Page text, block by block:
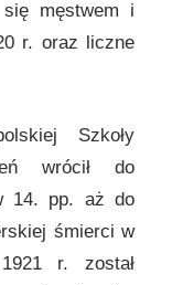
się męstwem i
r. oraz liczne
Szkoły
wrócił do
14. pp. aż do
śmierci w
r. został